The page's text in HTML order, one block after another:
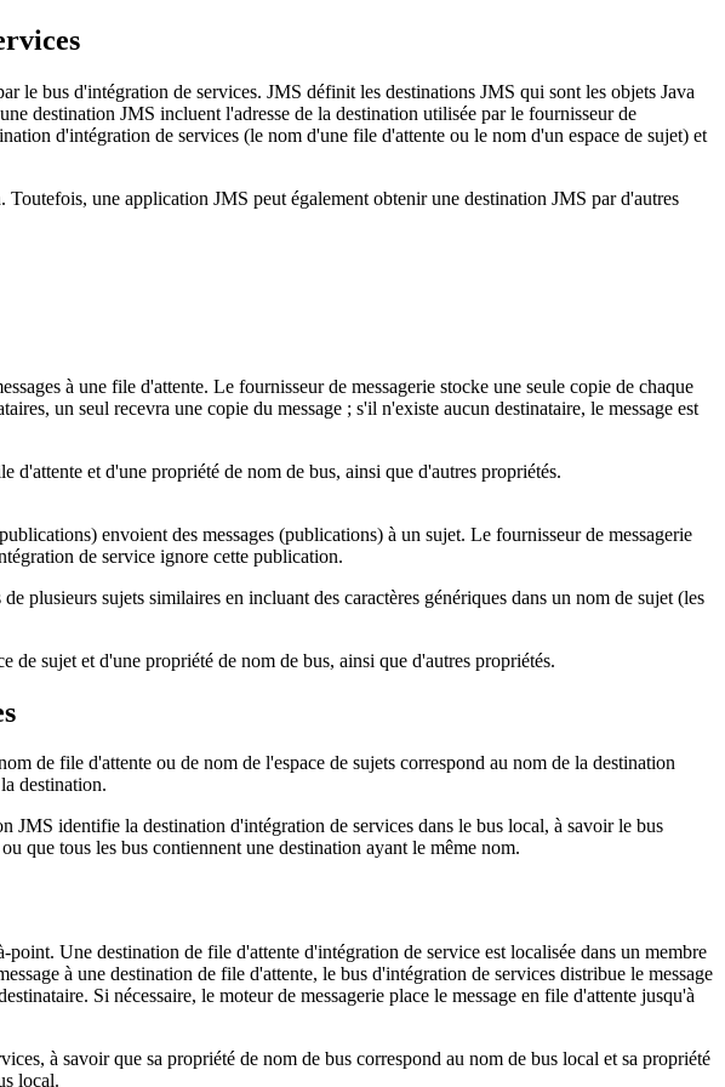
le bus d'intégration de services. JMS définit les destinations JMS qui sont les objets Java
destination JMS incluent l'adresse de la destination utilisée par le fournisseur de
d'intégration de services (le nom d'une file d'attente ou le nom d'un espace de sujet) et
une application JMS peut également obtenir une destination JMS par d'autres
à une file d'attente. Le fournisseur de messagerie stocke une seule copie de chaque
un seul recevra une copie du message ; s'il n'existe aucun destinataire, le message est
et d'une propriété de nom de bus, ainsi que d'autres propriétés.
envoient des messages (publications) à un sujet. Le fournisseur de messagerie
de service ignore cette publication.
plusieurs sujets similaires en incluant des caractères génériques dans un nom de sujet (les
sujet et d'une propriété de nom de bus, ainsi que d'autres propriétés.
de file d'attente ou de nom de l'espace de sujets correspond au nom de la destination
destination.
JMS identifie la destination d'intégration de services dans le bus local, à savoir le bus
que tous les bus contiennent une destination ayant le même nom.
Une destination de file d'attente d'intégration de service est localisée dans un membre
à une destination de file d'attente, le bus d'intégration de services distribue le message
Si nécessaire, le moteur de messagerie place le message en file d'attente jusqu'à
à savoir que sa propriété de nom de bus correspond au nom de bus local et sa propriété
local.